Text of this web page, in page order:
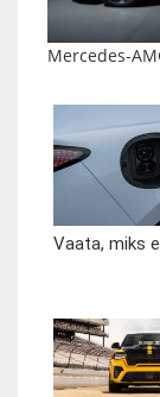
Mercedes-
Vaata, miks